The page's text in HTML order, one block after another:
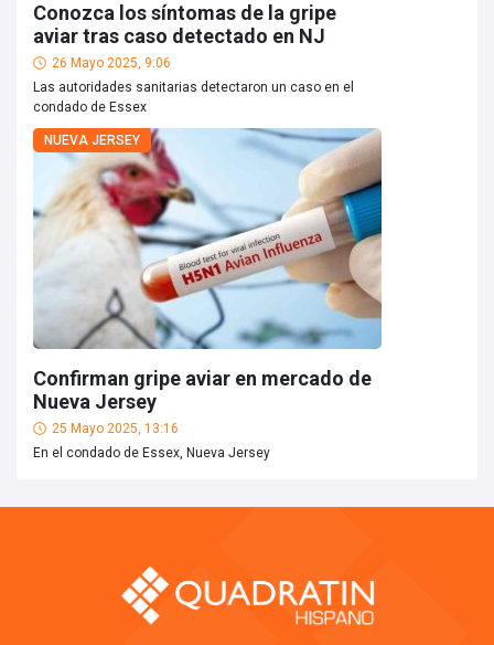
Conozca los síntomas de la gripe
aviar tras caso detectado en NJ
26 Mayo 2025, 9:06
Las autoridades sanitarias detectaron un caso en el
condado de Essex
NUEVA JERSEY
Confirman gripe aviar en mercado de
Nueva Jersey
25 Mayo 2025, 13:16
En el condado de Essex, Nueva Jersey